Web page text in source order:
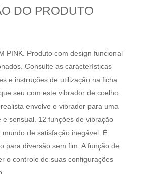
DO PRODUTO
PINK. Produto com design funcional
Consulte as características
e instruções de utilização na ficha
seu com este vibrador de coelho.
envolve o vibrador para uma
e sensual. 12 funções de vibração
de satisfação inegável. É
para diversão sem fim. A função de
o controle de suas configurações